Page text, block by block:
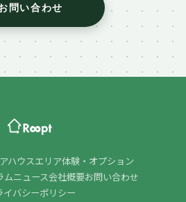
問い合わせ
ハウスエリア体験・オプション
ムニュース会社概要お問い合わせ
イバシーポリシー